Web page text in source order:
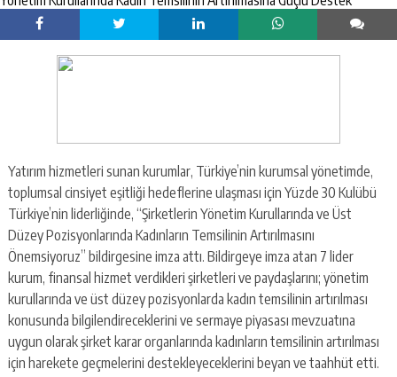
Yatırım hizmetleri sunan kurumlar, Türkiye’nin kurumsal yönetimde,
toplumsal cinsiyet eşitliği hedeflerine ulaşması için Yüzde 30 Kulübü
Türkiye’nin liderliğinde, “Şirketlerin Yönetim Kurullarında ve Üst
Düzey Pozisyonlarında Kadınların Temsilinin Artırılmasını
Önemsiyoruz” bildirgesine imza attı. Bildirgeye imza atan 7 lider
kurum, finansal hizmet verdikleri şirketleri ve paydaşlarını; yönetim
kurullarında ve üst düzey pozisyonlarda kadın temsilinin artırılması
konusunda bilgilendireceklerini ve sermaye piyasası mevzuatına
uygun olarak şirket karar organlarında kadınların temsilinin artırılması
için harekete geçmelerini destekleyeceklerini beyan ve taahhüt etti.